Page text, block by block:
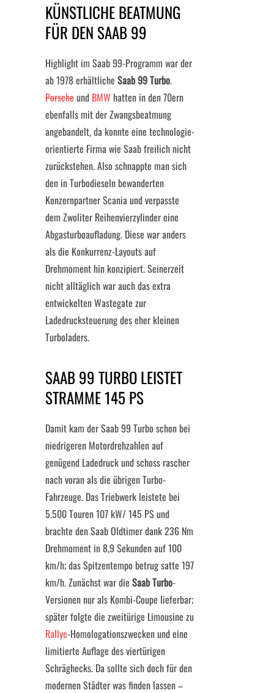
KÜNSTLICHE BEATMUNG
FÜR DEN SAAB 99
Highlight im Saab 99-Programm war der
ab 1978 erhältliche Saab 99 Turbo.
Porscheund BMW hatten in den 70ern
ebenfalls mit der Zwangsbeatmung
angebandelt, da konnte eine technologie-
orientierte Firma wie Saab freilich nicht
zurückstehen. Also schnappte man sich
den in Turbodieseln bewanderten
Konzernpartner Scania und verpasste
dem Zwoliter Reihenvierzylinder eine
Abgasturboaufladung. Diese war anders
als die Konkurrenz-Layouts auf
Drehmoment hin konzipiert. Seinerzeit
nicht alltäglich war auch das extra
entwickelten Wastegate zur
Ladedrucksteuerung des eher kleinen
Turboladers.
SAAB 99 TURBO LEISTET
STRAMME 145 PS
Damit kam der Saab 99 Turbo schon bei
niedrigeren Motordrehzahlen auf
genügend Ladedruck und schoss rascher
nach voran als die übrigen Turbo-
Fahrzeuge. Das Triebwerk leistete bei
5.500 Touren 107 kW/ 145 PS und
brachte den Saab Oldtimer dank 236 Nm
Drehmoment in 8,9 Sekunden auf 100
km/h; das Spitzentempo betrug satte 197
km/h. Zunächst war die Saab Turbo-
Versionen nur als Kombi-Coupe lieferbar;
später folgte die zweitürige Limousine zu
Rallye-Homologationszwecken und eine
limitierte Auflage des viertürigen
Schräghecks. Da sollte sich doch für den
modernen Städter was finden lassen –